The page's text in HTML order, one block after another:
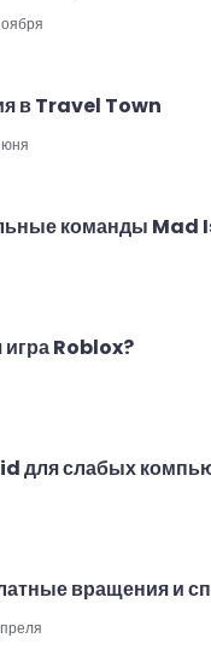
в Travel Town
команды Mad
Roblox?
для слабых
вращения и